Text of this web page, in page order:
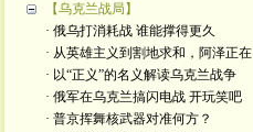
【乌克兰战局】
· 俄乌打消耗战 谁能撑得更久
· 从英雄主义到割地求和，阿泽正在
· 以“正义”的名义解读乌克兰战争
· 俄军在乌克兰搞闪电战 开玩笑吧
· 普京挥舞核武器对准何方？